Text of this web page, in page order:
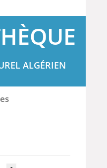
ALGÉRIEN